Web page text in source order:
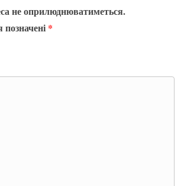
не оприлюднюватиметься.
позначені *